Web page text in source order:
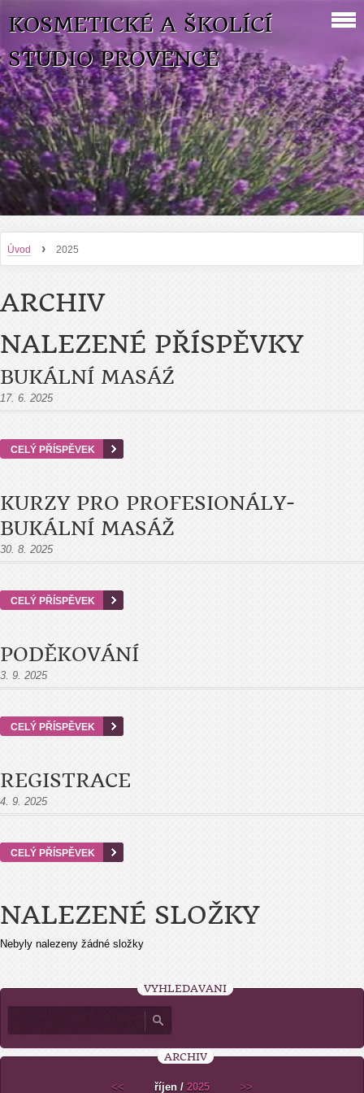
KOSMETICKÉ A ŠKOLÍCÍ
STUDIO PROVENCE
Úvod › 2025
ARCHIV
NALEZENÉ PŘÍSPĚVKY
BUKÁLNÍ MASÁŹ
17. 6. 2025
CELÝ PŘÍSPĚVEK
KURZY PRO PROFESIONÁLY-
BUKÁLNÍ MASÁŽ
30. 8. 2025
CELÝ PŘÍSPĚVEK
PODĚKOVÁNÍ
3. 9. 2025
CELÝ PŘÍSPĚVEK
REGISTRACE
4. 9. 2025
CELÝ PŘÍSPĚVEK
NALEZENÉ SLOŽKY
Nebyly nalezeny žádné složky
VYHLEDÁVÁNÍ
ARCHIV
<< říjen / 2025 >>